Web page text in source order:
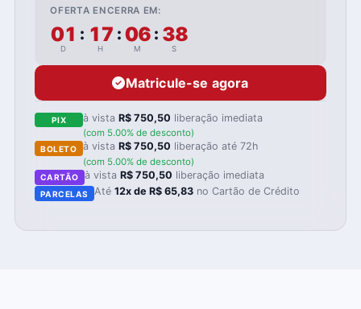
OFERTA ENCERRA EM:
01
D
: 17
H
: 06
M
: 37
S
Matricule-se agora
PIX à vistaR$ 750,50 liberação imediata
(com 5.00% de desconto)
BOLETO à vistaR$ 750,50 liberação até 72h
(com 5.00% de desconto)
CARTÃO à vista R$ 750,50 liberação imediata
PARCELAS Até12x de R$ 65,83 no Cartão de Crédito